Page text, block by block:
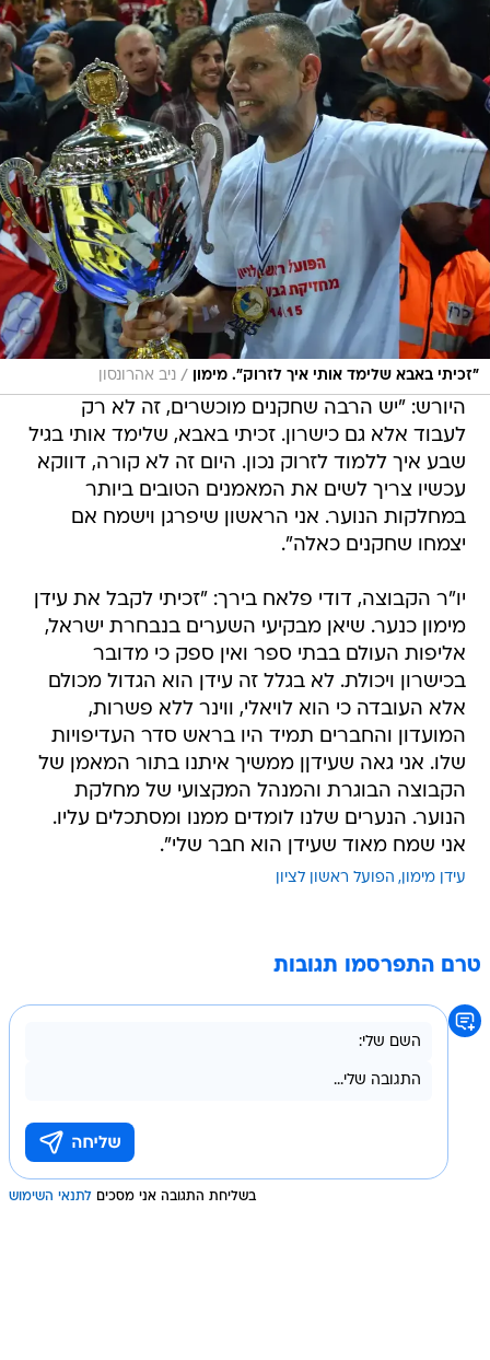
"זכיתי באבא שלימד אותי איך לזרוק". מימון / ניב אהרונסון
היורש: "יש הרבה שחקנים מוכשרים, זה לא רק
לעבוד אלא גם כישרון. זכיתי באבא, שלימד אותי בגיל
שבע איך ללמוד לזרוק נכון. היום זה לא קורה, דווקא
עכשיו צריך לשים את המאמנים הטובים ביותר
במחלקות הנוער. אני הראשון שיפרגן וישמח אם
יצמחו שחקנים כאלה".
יו"ר הקבוצה, דודי פלאח בירך: "זכיתי לקבל את עידן
מימון כנער. שיאן מבקיעי השערים בנבחרת ישראל,
אליפות העולם בבתי ספר ואין ספק כי מדובר
בכישרון ויכולת. לא בגלל זה עידן הוא הגדול מכולם
אלא העובדה כי הוא לויאלי, ווינר ללא פשרות,
המועדון והחברים תמיד היו בראש סדר העדיפויות
שלו. אני גאה שעידןן ממשיך איתנו בתור המאמן של
הקבוצה הבוגרת והמנהל המקצועי של מחלקת
הנוער. הנערים שלנו לומדים ממנו ומסתכלים עליו.
אני שמח מאוד שעידן הוא חבר שלי".
עידן מימון הפועל ראשון לציון
טרם התפרסמו תגובות
בשליחת התגובה אני מסכים לתנאי השימוש